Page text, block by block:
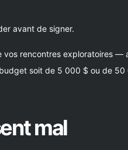
avant de signer.
vos rencontres exploratoires —
soit de 5 000 $ ou de
mal